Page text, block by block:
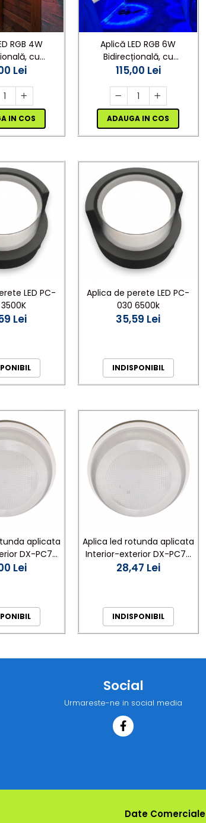
RGB 4W
cu
IP54,
engros
Lei
IN COS
Aplică LED RGB 6W
Bidirecțională, cu
Telecomandă, IP54,
Negru, engros
115,00 Lei
ADAUGA IN COS
LED PC-
Lei
Aplica de perete LED PC-
030 6500k
35,59 Lei
INDISPONIBIL
aplicata
DX-PC79
rece
Lei
Aplica led rotunda aplicata
Interior-exterior DX-PC79
24W lumina calda
28,47 Lei
INDISPONIBIL
Social
Urmareste-ne in social media
Date Comerciale